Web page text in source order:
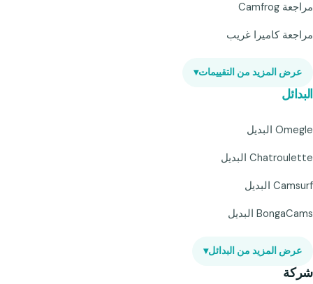
مراجعة Camfrog
مراجعة كاميرا غريب
عرض المزيد من التقييمات▾
البدائل
Omegle البديل
Chatroulette البديل
Camsurf البديل
BongaCams البديل
عرض المزيد من البدائل▾
شركة